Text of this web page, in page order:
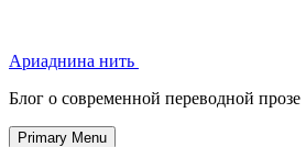
Ариаднина нить
Блог о современной переводной прозе
Primary Menu